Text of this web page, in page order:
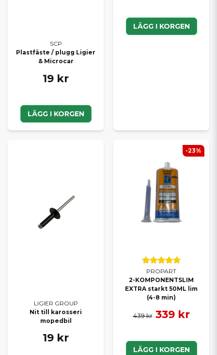
SCP
Plastfäste / plugg Ligier
& Microcar
19 kr
LÄGG I KORGEN
LÄGG I KORGEN
LIGIER GROUP
Nit till karosseri
mopedbil
19 kr
PROPART
2-KOMPONENTSLIM
EXTRA starkt 50ML lim
(4-8 min)
439 kr 339 kr
LÄGG I KORGEN
-23%